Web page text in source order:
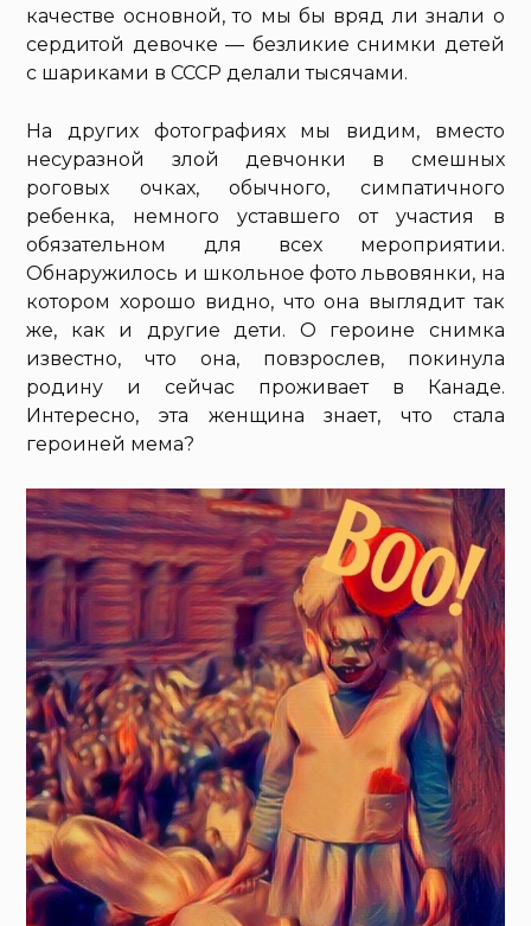
качестве основной, то мы бы вряд ли знали о
сердитой девочке — безликие снимки детей
с шариками в СССР делали тысячами.
На других фотографиях мы видим, вместо
несуразной злой девчонки в смешных
роговых очках, обычного, симпатичного
ребенка, немного уставшего от участия в
обязательном для всех мероприятии.
Обнаружилось и школьное фото львовянки, на
котором хорошо видно, что она выглядит так
же, как и другие дети. О героине снимка
известно, что она, повзрослев, покинула
родину и сейчас проживает в Канаде.
Интересно, эта женщина знает, что стала
героиней мема?